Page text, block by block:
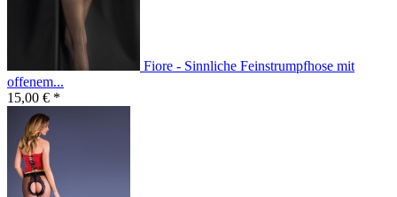
Fiore - Sinnliche Feinstrumpfhose mit
offenem...
15,00 € *